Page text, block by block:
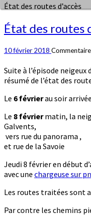
État des routes d’accès
État des routes
10 février 2018
Suite à l’épisode
résumé de l’état des
Le 6 févrierau soir
Le 8 févriermatin, la
Galvents,
vers rue du panorama ,
et rue de la Savoie
Jeudi 8 février en début
avec une chargeuse sur
Les routes traitées sont
Par contre les chemins